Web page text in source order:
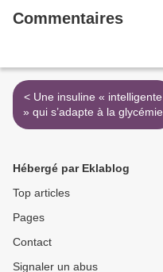
Commentaires
< Une insuline « intelligente
» qui s’adapte à la glycémie
Hébergé par Eklablog
Top articles
Pages
Contact
Signaler un abus